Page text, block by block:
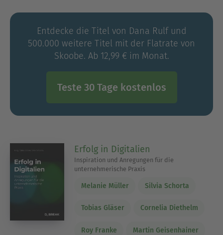
Entdecke die Titel von Dana Rulf und
500.000 weitere Titel mit der Flatrate von
Skoobe. Ab 12,99 € im Monat.
Teste 30 Tage kostenlos
Erfolg in Digitalien
Inspiration und Anregungen für die
unternehmerische Praxis
Melanie Müller Silvia Schorta
Tobias Gläser Cornelia Diethelm
Roy Franke Martin Geisenhainer